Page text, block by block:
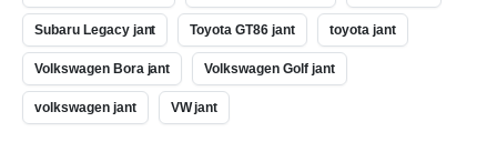
Subaru Legacy jant Toyota GT86 jant toyota jant
Volkswagen Bora jant Volkswagen Golf jant
volkswagen jant VW jant